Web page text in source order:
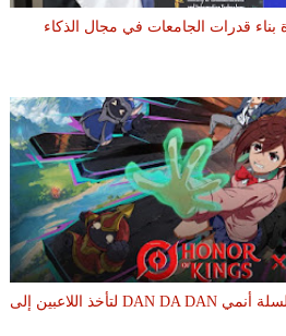
بناء قدرات الجامعات في مجال الذكاء
Honor of Kings تتعاون مع سلسلة أنمي DAN DA DAN لتأخذ اللاعبين إلى